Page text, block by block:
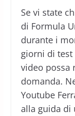
Se vi state
di Formula
durante i
giorni di test
video possa
domanda.
Youtube
alla guida di